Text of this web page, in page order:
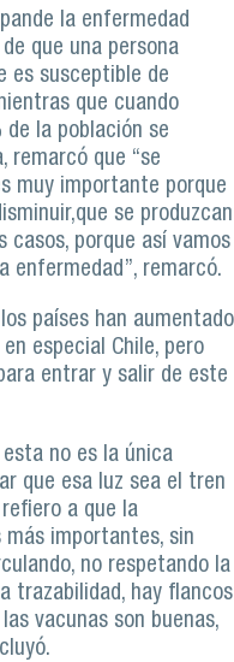
la enfermedad
que una persona
es susceptible de
que cuando
de la población se
remarcó que “se
muy importante porque
se produzcan
casos, porque así vamos
enfermedad”, remarcó.
países han aumentado
especial Chile, pero
entrar y salir de este
no es la única
que esa luz sea el tren
a que la
más importantes, sin
no respetando la
trazabilidad, hay flancos
vacunas son buenas,